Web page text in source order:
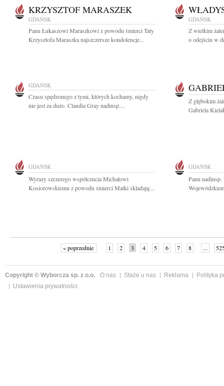
KRZYSZTOF MARASZEK
GDAŃSK
Panu Łukaszowi Maraszkowi z powodu śmierci Taty
Krzysztofa Maraszka najszczersze kondolencje...
GDAŃSK
Z wielkim
o odejściu w
GDAŃSK
Czasu spędzonego z tymi, których kochamy, nigdy
nie jest za dużo. Claudia Gray nadinsp....
Z głębokim
Gabriela
GDAŃSK
Wyrazy szczerego współczucia Michałowi
Kosiorowskiemu z powodu śmierci Matki składają:...
GDAŃSK
Panu
« poprzednie 1 2 3 4 5 6 7 8 ...
Copyright © Wyborcza sp. z o.o. O nas Staże u nas Reklama
Polityka
Ustawienia prywatności